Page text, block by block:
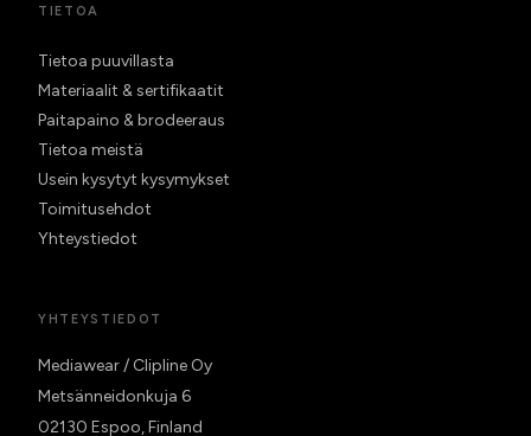
TIETOA
Tietoa puuvillasta
Materiaalit & sertifikaatit
Paitapaino & brodeeraus
Tietoa meistä
Usein kysytyt kysymykset
Toimitusehdot
Yhteystiedot
YHTEYSTIEDOT
Mediawear / Clipline Oy
Metsänneidonkuja 6
02130 Espoo, Finland